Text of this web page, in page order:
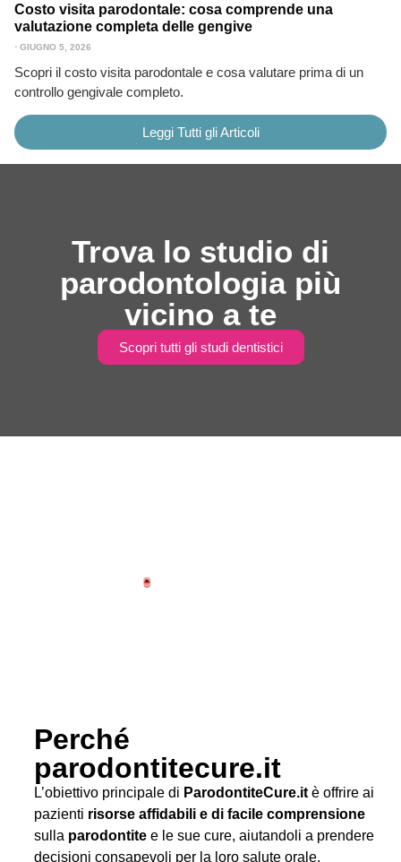
Costo visita parodontale: cosa comprende una
valutazione completa delle gengive
⋅ GIUGNO 5, 2026
Scopri il costo visita parodontale e cosa valutare prima di un
controllo gengivale completo.
Leggi Tutti gli Articoli
Trova lo studio di
parodontologia più
vicino a te
Scopri tutti gli studi dentistici
Perché
parodontitecure.it
L’obiettivo principale di ParodontiteCure.it è offrire ai
pazienti risorse affidabili e di facile comprensione
sulla parodontite e le sue cure, aiutandoli a prendere
decisioni consapevoli per la loro salute orale.